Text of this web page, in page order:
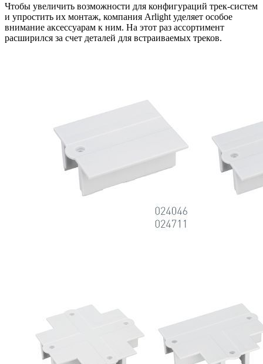
Чтобы увеличить возможности для конфигураций трек-систем
и упростить их монтаж, компания Arlight уделяет особое
внимание аксессуарам к ним. На этот раз ассортимент
расширился за счет деталей для встраиваемых треков.